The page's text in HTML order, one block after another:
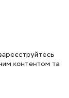
контентом та